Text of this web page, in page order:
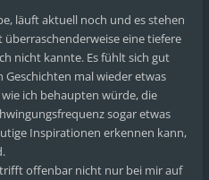
läuft aktuell noch und es stehen
überraschenderweise eine tiefere
nicht kannte. Es fühlt sich gut
mal wieder etwas
ich behaupten würde, die
sogar etwas
Inspirationen erkennen kann,
offenbar nicht nur bei mir auf